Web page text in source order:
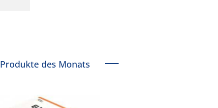
Produkte des Monats